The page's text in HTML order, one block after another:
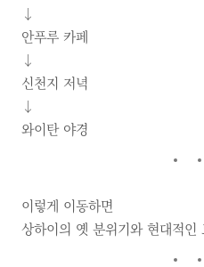
↓
안푸루 카페
↓
신천지 저녁
↓
와이탄 야경
이렇게 이동하면
상하이의 옛 분위기와 현대적